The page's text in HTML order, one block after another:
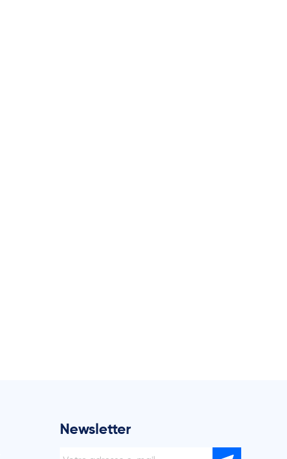
Newsletter